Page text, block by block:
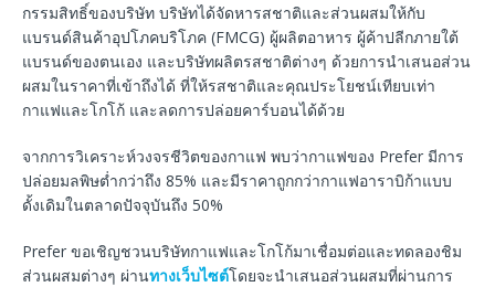
กรรมสิทธิ์ของบริษัท บริษัทได้จัดหารสชาติและส่วนผสมให้กับ
แบรนด์สินค้าอุปโภคบริโภค (FMCG) ผู้ผลิตอาหาร ผู้ค้าปลีกภายใต้
แบรนด์ของตนเอง และบริษัทผลิตรสชาติต่างๆ ด้วยการนำเสนอส่วน
ผสมในราคาที่เข้าถึงได้ ที่ให้รสชาติและคุณประโยชน์เทียบเท่า
กาแฟและโกโก้ และลดการปล่อยคาร์บอนได้ด้วย
จากการวิเคราะห์วงจรชีวิตของกาแฟ พบว่ากาแฟของ Prefer มีการ
ปล่อยมลพิษต่ำกว่าถึง 85% และมีราคาถูกกว่ากาแฟอาราบิก้าแบบ
ดั้งเดิมในตลาดปัจจุบันถึง 50%
Prefer ขอเชิญชวนบริษัทกาแฟและโกโก้มาเชื่อมต่อและทดลองชิม
ส่วนผสมต่างๆ ผ่านทางเว็บไซต์โดยจะนำเสนอส่วนผสมที่ผ่านการ